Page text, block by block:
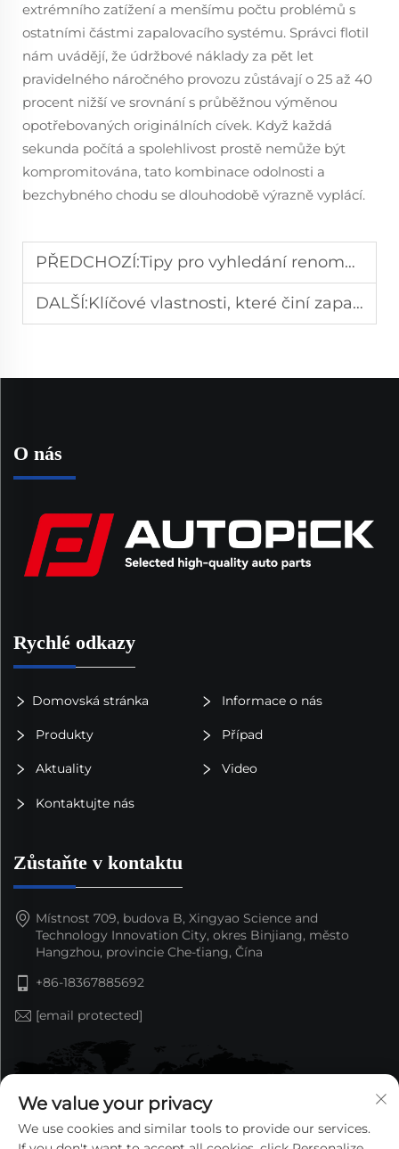
extrémního zatížení a menšímu počtu problémů s
ostatními částmi zapalovacího systému. Správci flotil
nám uvádějí, že údržbové náklady za pět let
pravidelného náročného provozu zůstávají o 25 až 40
procent nižší ve srovnání s průběžnou výměnou
opotřebovaných originálních cívek. Když každá
sekunda počítá a spolehlivost prostě nemůže být
kompromitována, tato kombinace odolnosti a
bezchybného chodu se dlouhodobě výrazně vyplácí.
PŘEDCHOZÍ:Tipy pro vyhledání renomovaného výrobce zapalovacích cívek pro automobily
DALŠÍ:Klíčové vlastnosti, které činí zapalovací cívku trvanlivou a vhodnou pro dlouhodobé použití
O nás
Rychlé odkazy
Domovská stránka Informace o nás
Produkty Případ
Aktuality Video
Kontaktujte nás
Zůstaňte v kontaktu
Místnost 709, budova B, Xingyao Science and
Technology Innovation City, okres Binjiang, město
Hangzhou, provincie Che-ťiang, Čína
+86-18367885692
[email protected]
We value your privacy
We use cookies and similar tools to provide our services.